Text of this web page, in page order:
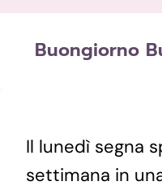
Buongiorno
Il lunedì segna
settimana in